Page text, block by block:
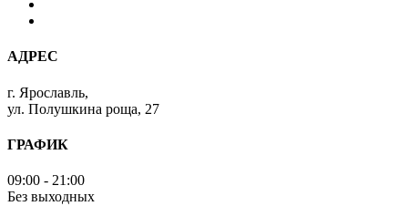
АДРЕС
г. Ярославль,
ул. Полушкина роща, 27
ГРАФИК
09:00 - 21:00
Без выходных